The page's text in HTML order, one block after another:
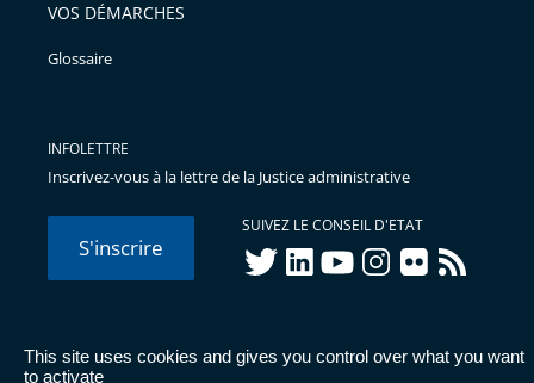
This site uses cookies and gives you control over what you want
to activate
VOS DÉMARCHES
Glossaire
INFOLETTRE
Inscrivez-vous à la lettre de la Justice administrative
S'inscrire
SUIVEZ LE CONSEIL D'ETAT
twitterlinkedInyoutubeinstagram
flickr rss
© Conseil d'État 2026 - Mentions légales
Données